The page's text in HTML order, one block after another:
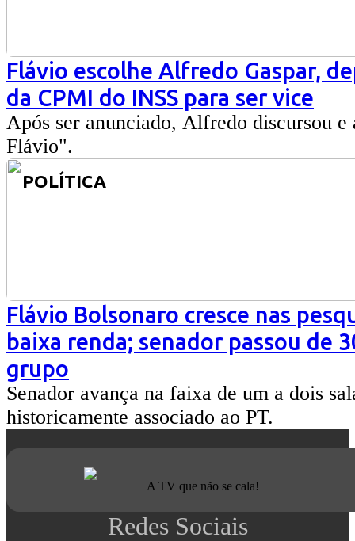
Flávio escolhe Alfredo Gaspar,
da CPMI do INSS para ser vice
Após ser anunciado, Alfredo discursou
Flávio".
POLÍTICA
Flávio Bolsonaro cresce nas
baixa renda; senador passou de
grupo
Senador avança na faixa de um a dois
historicamente associado ao PT.
A TV que não se cala!
Redes Sociais